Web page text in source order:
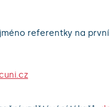
referentky na